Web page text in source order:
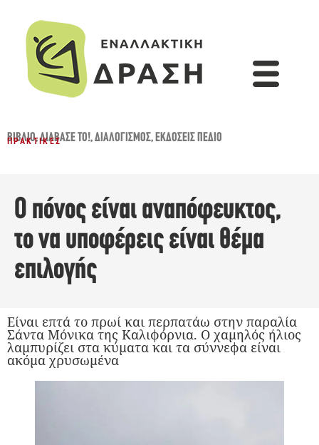
ΒΙΒΛΊΟ,ΔΙΆΒΑΣΈ ΤΟ!,ΔΙΑΛΟΓΙΣΜΌΣ,ΕΚΔΌΣΕΙΣ ΠΕΔΊΟ
ΠΡΑΚΤΙΚΈΣ
Ο πόνος είναι αναπόφευκτος,
το να υποφέρεις είναι θέμα
επιλογής
Είναι επτά το πρωί και περπατάω στην παραλία
Σάντα Μόνικα της Καλιφόρνια. Ο χαμηλός ήλιος
λαμπυρίζει στα κύματα και τα σύννεφα είναι
ακόμα χρυσωμένα